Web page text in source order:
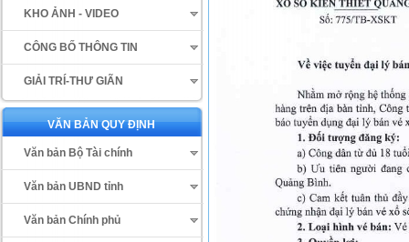
KHO ẢNH - VIDEO
CÔNG BỐ THÔNG TIN
GIẢI TRÍ-THƯ GIÃN
VĂN BẢN QUY ĐỊNH
Văn bản Bộ Tài chính
Văn bản UBND tỉnh
Văn bản Chính phủ